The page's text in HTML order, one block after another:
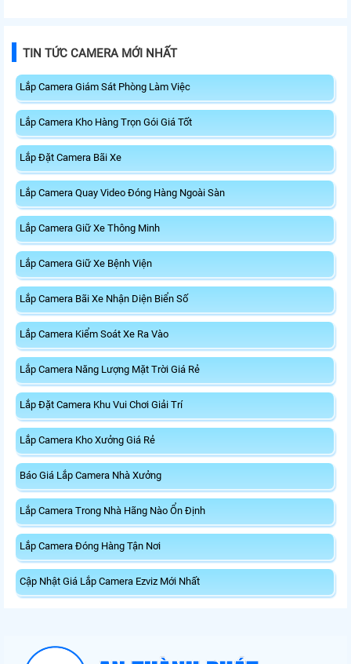
TIN TỨC CAMERA MỚI NHẤT
Lắp Camera Giám Sát Phòng Làm Việc
Lắp Camera Kho Hàng Trọn Gói Giá Tốt
Lắp Đặt Camera Bãi Xe
Lắp Camera Quay Video Đóng Hàng Ngoài Sàn
Lắp Camera Giữ Xe Thông Minh
Lắp Camera Giữ Xe Bệnh Viện
Lắp Camera Bãi Xe Nhận Diện Biển Số
Lắp Camera Kiểm Soát Xe Ra Vào
Lắp Camera Năng Lượng Mặt Trời Giá Rẻ
Lắp Đặt Camera Khu Vui Chơi Giải Trí
Lắp Camera Kho Xưởng Giá Rẻ
Báo Giá Lắp Camera Nhà Xưởng
Lắp Camera Trong Nhà Hãng Nào Ổn Định
Lắp Camera Đóng Hàng Tận Nơi
Cập Nhật Giá Lắp Camera Ezviz Mới Nhất